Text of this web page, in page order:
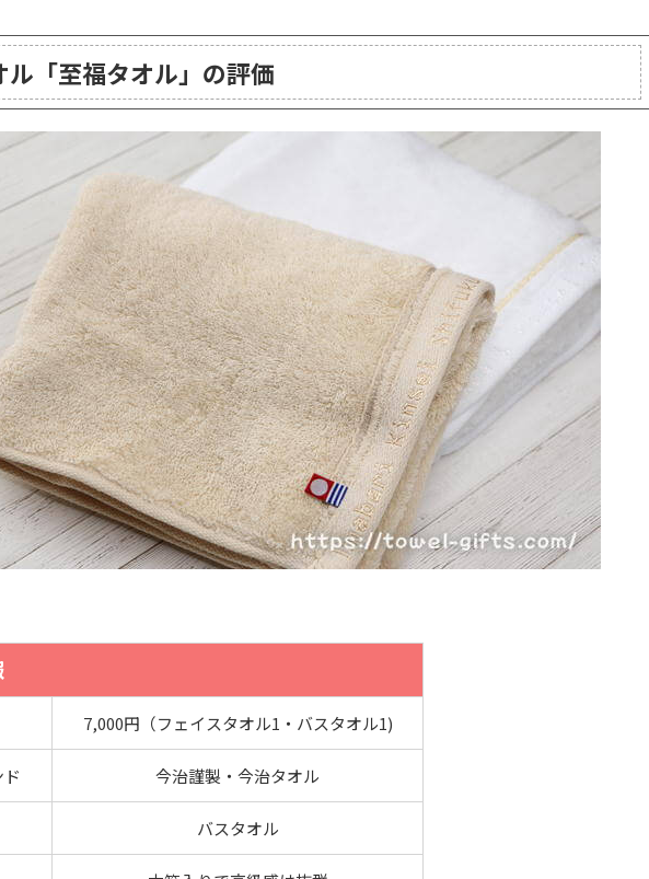
ル「至福タオル」の評価
7,000円（フェイスタオル1・バスタオル1)
今治謹製・今治タオル
バスタオル